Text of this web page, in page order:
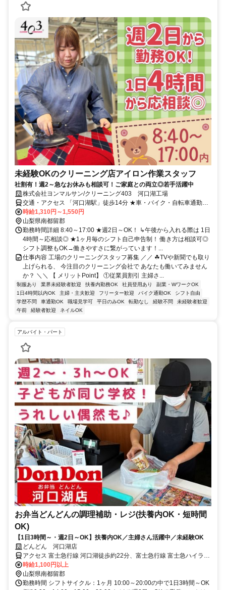
未経験OKのクリーニング店アイロン作業スタッフ
社割有！週2～急なお休みも相談可！ご家庭との両立◎若手活躍中
株式会社ヨンマルサン/クリーニング403 河口湖工場
交通・アクセス 「河口湖駅」徒歩14分 ★車・バイク・自転車通勤
OK（無料駐車場完備）
時給1,310円～1,550円
山梨県南都留郡
勤務時間詳細 8:40～17:00 ★週2日～OK！ ↳午後から入れる際は 1日
4時間～応相談◎ ★1ヶ月毎のシフト自己申告制！ 働き方は相談可◎
シフト調整もOK→働きやすさに繋がっています！...
仕事内容 工場のクリーニングスタッフ募集 ／／ ☘TVや新聞でも取り
上げられる、 今注目のクリーニング会社で あなたも働いてみません
か？ ＼＼ 【 メリットPoint】 ①従業員割引 主婦さ...
制服あり 業界未経験者歓迎 扶養内勤務OK 社員登用あり
副業・WワークOK
1日4時間以内OK
主婦・主夫歓迎 フリーター歓迎 バイク通勤OK
シフト自由
学歴不問
車通勤OK 職場見学可 平日のみOK 転勤なし 経験不問
未経験者歓迎
午前
経験者歓迎 ネイルOK
アルバイト・パート
お弁当どんどんの調理補助・レジ(扶養内OK・短時間
OK)
【1日3時間～・週2日～OK】扶養内OK／主婦さん活躍中／未経験OK
どんどん 河口湖店
アクセス 富士急行線 河口湖徒歩約22分、富士急行線 富士急ハイラン
ド徒歩約27分、富士急行線 富士山徒歩約47分
時給1,100円以上
山梨県南都留郡
勤務時間 シフトサイクル：1ヶ月 10:00～20:00の中で1日3時間～OK